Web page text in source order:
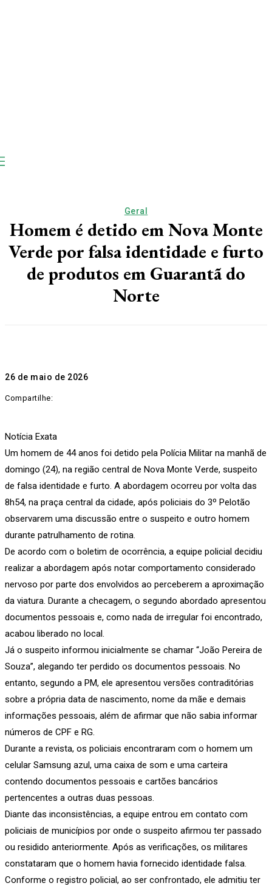
Geral
Homem é detido em Nova Monte
Verde por falsa identidade e furto
de produtos em Guarantã do
Norte
26 de maio de 2026
Compartilhe:
Notícia Exata
Um homem de 44 anos foi detido pela Polícia Militar na manhã de
domingo (24), na região central de Nova Monte Verde, suspeito
de falsa identidade e furto. A abordagem ocorreu por volta das
8h54, na praça central da cidade, após policiais do 3º Pelotão
observarem uma discussão entre o suspeito e outro homem
durante patrulhamento de rotina.
De acordo com o boletim de ocorrência, a equipe policial decidiu
realizar a abordagem após notar comportamento considerado
nervoso por parte dos envolvidos ao perceberem a aproximação
da viatura. Durante a checagem, o segundo abordado apresentou
documentos pessoais e, como nada de irregular foi encontrado,
acabou liberado no local.
Já o suspeito informou inicialmente se chamar “João Pereira de
Souza”, alegando ter perdido os documentos pessoais. No
entanto, segundo a PM, ele apresentou versões contraditórias
sobre a própria data de nascimento, nome da mãe e demais
informações pessoais, além de afirmar que não sabia informar
números de CPF e RG.
Durante a revista, os policiais encontraram com o homem um
celular Samsung azul, uma caixa de som e uma carteira
contendo documentos pessoais e cartões bancários
pertencentes a outras duas pessoas.
Diante das inconsistências, a equipe entrou em contato com
policiais de municípios por onde o suspeito afirmou ter passado
ou residido anteriormente. Após as verificações, os militares
constataram que o homem havia fornecido identidade falsa.
Conforme o registro policial, ao ser confrontado, ele admitiu ter